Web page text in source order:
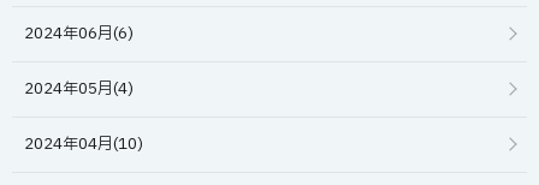
2024年06月(6)
2024年05月(4)
2024年04月(10)